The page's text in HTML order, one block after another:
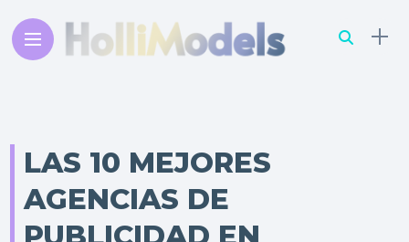
LAS 10 MEJORES
AGENCIAS DE